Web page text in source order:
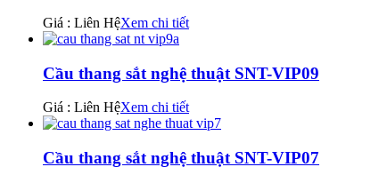
Giá : Liên HệXem chi tiết
Cầu thang sắt nghệ thuật SNT-VIP09
Giá : Liên HệXem chi tiết
Cầu thang sắt nghệ thuật SNT-VIP07